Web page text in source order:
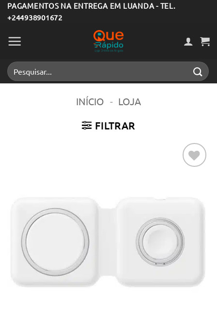
Skip
to
content
PAGAMENTOS NA ENTREGA EM LUANDA - TEL.
+244938901672
Pesquisar
por:
INÍCIO - LOJA
FILTRAR
desejos